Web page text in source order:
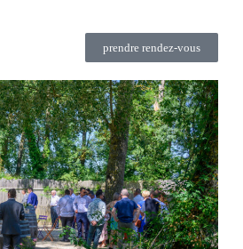
prendre rendez-vous